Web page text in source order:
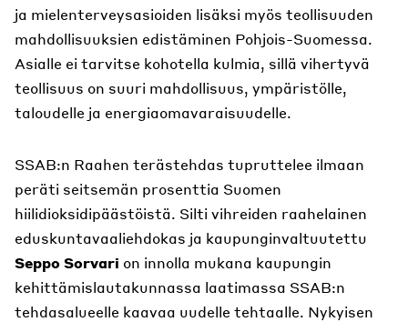
ja mielenterveysasioiden lisäksi myös teollisuuden
mahdollisuuksien edistäminen Pohjois-Suomessa.
Asialle ei tarvitse kohotella kulmia, sillä vihertyvä
teollisuus on suuri mahdollisuus, ympäristölle,
taloudelle ja energiaomavaraisuudelle.
SSAB:n Raahen terästehdas tupruttelee ilmaan
peräti seitsemän prosenttia Suomen
hiilidioksidipäästöistä. Silti vihreiden raahelainen
eduskuntavaaliehdokas ja kaupunginvaltuutettu
Seppo Sorvari on innolla mukana kaupungin
kehittämislautakunnassa laatimassa SSAB:n
tehdasalueelle kaavaa uudelle tehtaalle. Nykyisen